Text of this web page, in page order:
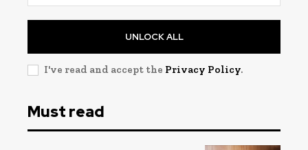
UNLOCK ALL
I've read and accept the Privacy Policy.
Must read